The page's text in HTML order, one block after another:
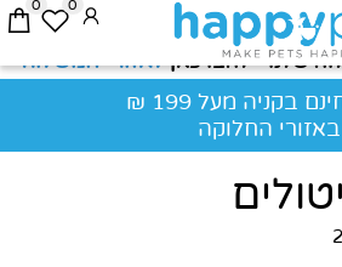
שלנו - לחצו כאןלאזורי המשלוח
בקניה מעל 199 ₪
באזורי החלוקה
0 0